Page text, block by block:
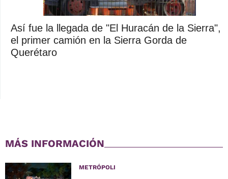
Así fue la llegada de "El Huracán de la Sierra",
el primer camión en la Sierra Gorda de
Querétaro
MÁS INFORMACIÓN
METRÓPOLI